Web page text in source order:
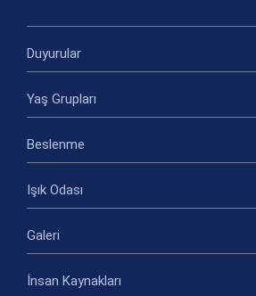
Duyurular
Yaş Grupları
Beslenme
Işık Odası
Galeri
İnsan Kaynakları